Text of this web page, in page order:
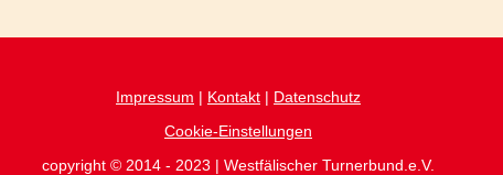
Impressum | Kontakt | Datenschutz
Cookie-Einstellungen
copyright © 2014 - 2023 | Westfälischer Turnerbund.e.V.